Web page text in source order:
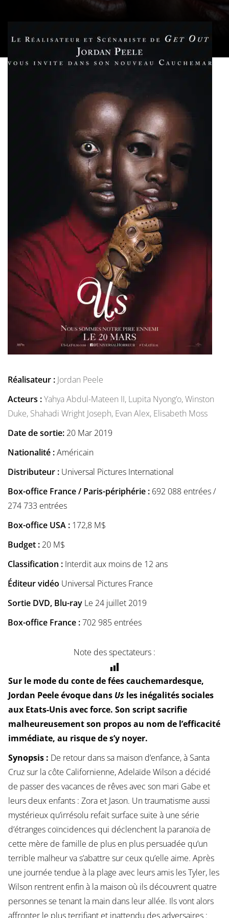
Réalisateur : Jordan Peele
Acteurs :Yahya Abdul-Mateen II, Lupita Nyong’o,Winston
Duke, Shahadi Wright Joseph, Evan Alex, Elisabeth Moss
Date de sortie: 20 Mar 2019
Nationalité :Américain
Distributeur : Universal Pictures International
Box-office France / Paris-périphérie : 692 088 entrées /
274 733 entrées
Box-office USA : 172,8 M$
Budget : 20 M$
Classification : Interdit aux moins de 12 ans
Éditeur vidéo Universal Pictures France
Sortie DVD, Blu-ray Le 24 juillet 2019
Box-office France :702 985 entrées
Note des spectateurs :
Sur le mode du conte de fées cauchemardesque,
Jordan Peele évoque dans Us les inégalités sociales
aux Etats-Unis avec force. Son script sacrifie
malheureusement son propos au nom de l’efficacité
immédiate, au risque de s’y noyer.
Synopsis : De retour dans sa maison d’enfance, à Santa
Cruz sur la côte Californienne, Adelaïde Wilson a décidé
de passer des vacances de rêves avec son mari Gabe et
leurs deux enfants : Zora et Jason. Un traumatisme aussi
mystérieux qu’irrésolu refait surface suite à une série
d’étranges coïncidences qui déclenchent la paranoïa de
cette mère de famille de plus en plus persuadée qu’un
terrible malheur va s’abattre sur ceux qu’elle aime. Après
une journée tendue à la plage avec leurs amis les Tyler, les
Wilson rentrent enfin à la maison où ils découvrent quatre
personnes se tenant la main dans leur allée. Ils vont alors
affronter le plus terrifiant et inattendu des adversaires :